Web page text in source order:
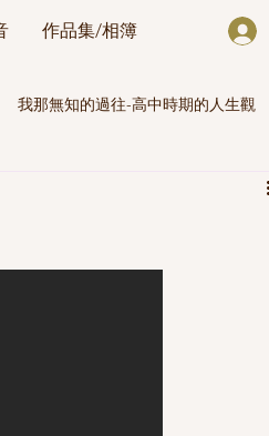
作品集/相簿
我那無知的過往-高中時期的人生觀
那無知的過往-剛出社會那幾年的人生觀